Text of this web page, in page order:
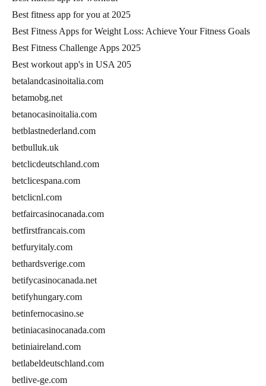
Best fitness app for you at 2025
Best Fitness Apps for Weight Loss: Achieve Your Fitness Goals
Best Fitness Challenge Apps 2025
Best workout app's in USA 205
betalandcasinoitalia.com
betamobg.net
betanocasinoitalia.com
betblastnederland.com
betbulluk.uk
betclicdeutschland.com
betclicespana.com
betclicnl.com
betfaircasinocanada.com
betfirstfrancais.com
betfuryitaly.com
bethardsverige.com
betifycasinocanada.net
betifyhungary.com
betinfernocasino.se
betiniacasinocanada.com
betiniaireland.com
betlabeldeutschland.com
betlive-ge.com